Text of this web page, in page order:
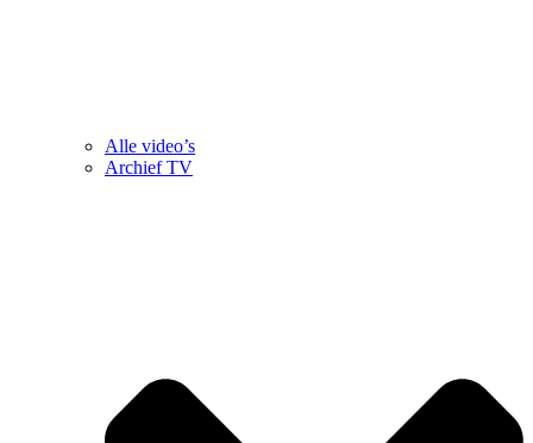
Alle video’s
Archief TV